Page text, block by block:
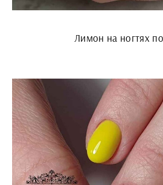
Лимон на ногтях